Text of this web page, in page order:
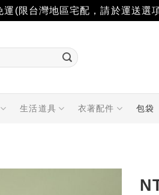
運(限台灣地區宅配，請於運送選
生活道具 衣著配件 包袋